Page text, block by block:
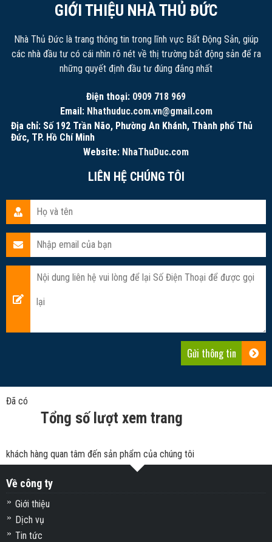
GIỚI THIỆU NHÀ THỦ ĐỨC
Nhà Thủ Đức là trang thông tin trong lĩnh vực Bất Động Sản, giúp
các nhà đầu tư có cái nhìn rõ nét về thị trường bất động sản để ra
những quyết định đầu tư đúng đắng nhất
Điện thoại: 0909 718 969
Email: Nhathuduc.com.vn@gmail.com
Địa chỉ: Số 192 Trần Não, Phường An Khánh, Thành phố Thủ
Đức, TP. Hồ Chí Minh
Website: NhaThuDuc.com
LIÊN HỆ CHÚNG TÔI
Đã có
Tổng số lượt xem trang
khách hàng quan tâm đến sản phẩm của chúng tôi
Về công ty
Giới thiệu
Dịch vụ
Tin tức